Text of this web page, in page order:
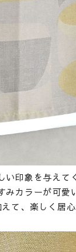
印象を与えて
カラーが可愛
て、楽しく居心